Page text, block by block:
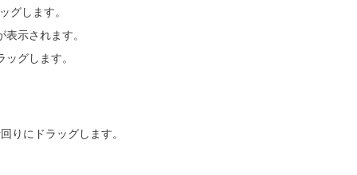
グします。
示されます。
グします。
りにドラッグします。